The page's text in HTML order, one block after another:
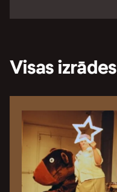
Visas izrādes